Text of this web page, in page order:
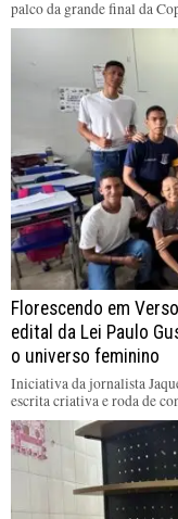
palco da grande final da
Florescendo em
edital da Lei Paulo
o universo feminino
Iniciativa da jornalista
escrita criativa e roda de